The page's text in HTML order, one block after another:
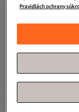
Pravidlách ochrany